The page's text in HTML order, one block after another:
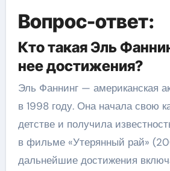
Вопрос-ответ:
Кто такая Эль
нее достижения?
Эль Фаннинг — американская
в 1998 году. Она начала свою
детстве и получила
в фильме «Утерянный рай»
дальнейшие достижения